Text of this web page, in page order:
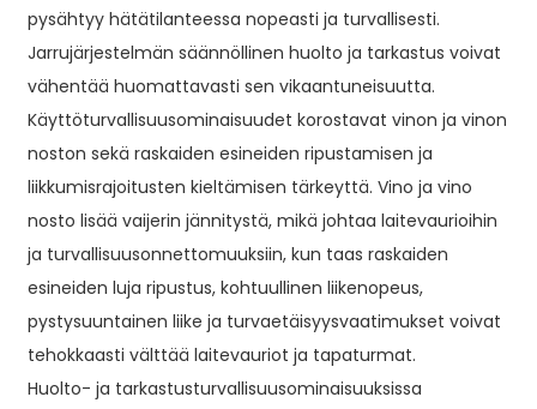
pysähtyy hätätilanteessa nopeasti ja turvallisesti.
Jarrujärjestelmän säännöllinen huolto ja tarkastus voivat
vähentää huomattavasti sen vikaantuneisuutta.
Käyttöturvallisuusominaisuudet korostavat vinon ja vinon
noston sekä raskaiden esineiden ripustamisen ja
liikkumisrajoitusten kieltämisen tärkeyttä. Vino ja vino
nosto lisää vaijerin jännitystä, mikä johtaa laitevaurioihin
ja turvallisuusonnettomuuksiin, kun taas raskaiden
esineiden luja ripustus, kohtuullinen liikenopeus,
pystysuuntainen liike ja turvaetäisyysvaatimukset voivat
tehokkaasti välttää laitevauriot ja tapaturmat.
Huolto- ja tarkastusturvallisuusominaisuuksissa